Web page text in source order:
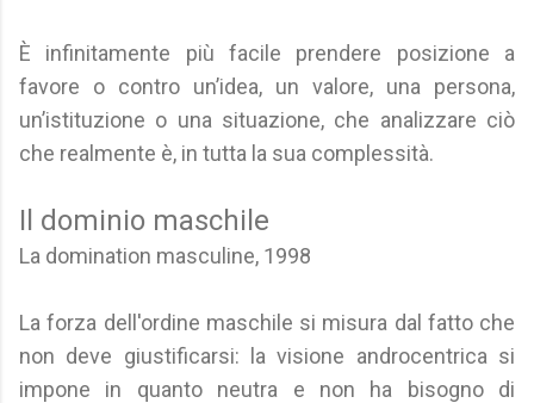
È infinitamente più facile prendere posizione a
favore o contro un’idea, un valore, una persona,
un’istituzione o una situazione, che analizzare ciò
che realmente è, in tutta la sua complessità.
Il dominio maschile
La domination masculine, 1998
La forza dell'ordine maschile si misura dal fatto che
non deve giustificarsi: la visione androcentrica si
impone in quanto neutra e non ha bisogno di